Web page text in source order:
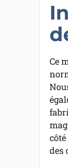
Ce
des